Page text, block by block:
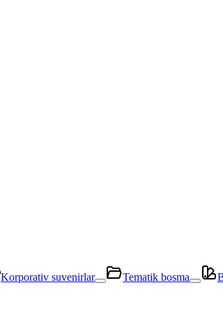
Korporativ suvenirlar Tematik bosma